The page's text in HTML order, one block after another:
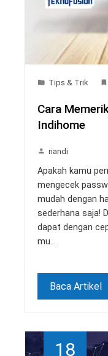
Tips & Trik
Cara
Indihome
riandi
Apakah kamu
mengecek
mudah dengan
sederhana saja!
dapat dengan
mu…
Baca Artikel
18